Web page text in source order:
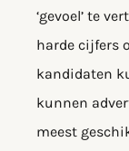
‘gevoel’ te
harde cijfers
kandidaten
kunnen
meest